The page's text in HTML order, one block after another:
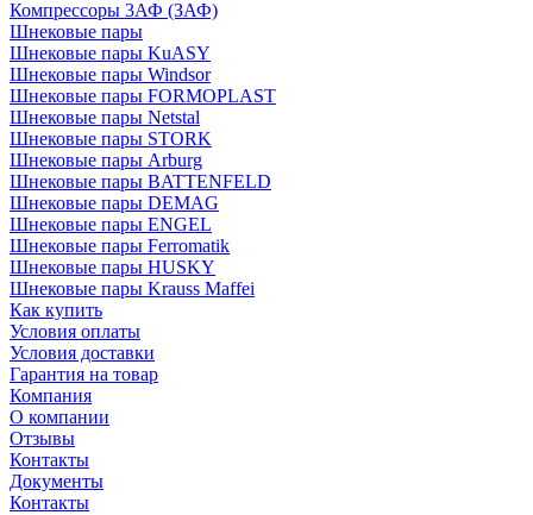
Компрессоры 3АФ (ЗАФ)
Шнековые пары
Шнековые пары KuASY
Шнековые пары Windsor
Шнековые пары FORMOPLAST
Шнековые пары Netstal
Шнековые пары STORK
Шнековые пары Arburg
Шнековые пары BATTENFELD
Шнековые пары DEMAG
Шнековые пары ENGEL
Шнековые пары Ferromatik
Шнековые пары HUSKY
Шнековые пары Krauss Maffei
Как купить
Условия оплаты
Условия доставки
Гарантия на товар
Компания
О компании
Отзывы
Контакты
Документы
Контакты